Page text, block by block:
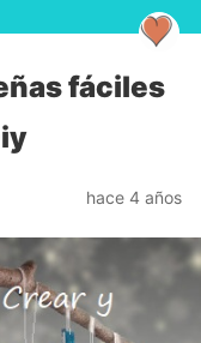
fáciles
hace 4 años